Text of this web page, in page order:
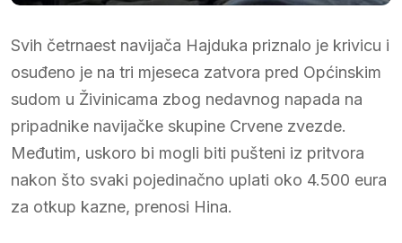
Svih četrnaest navijača Hajduka priznalo je krivicu i
osuđeno je na tri mjeseca zatvora pred Općinskim
sudom u Živinicama zbog nedavnog napada na
pripadnike navijačke skupine Crvene zvezde.
Međutim, uskoro bi mogli biti pušteni iz pritvora
nakon što svaki pojedinačno uplati oko 4.500 eura
za otkup kazne, prenosi Hina.